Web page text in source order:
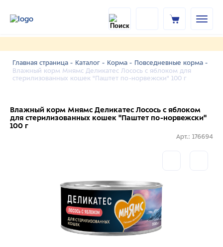
Главная страница - Каталог - Корма - Повседневные корма -
Влажный корм Мнямс Деликатес Лосось с яблоком для
стерилизованных кошек "Паштет по-норвежски" 100 г
Влажный корм Мнямс Деликатес Лосось с яблоком
для стерилизованных кошек "Паштет по-норвежски"
100 г
Арт.: 176694